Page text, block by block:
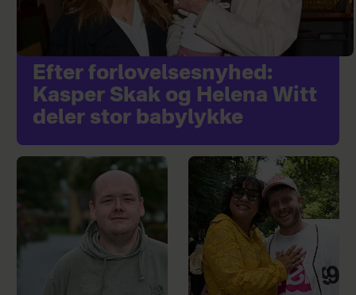
Efter forlovelsesnyhed:
Kasper Skak og Helena Witt
deler stor babylykke